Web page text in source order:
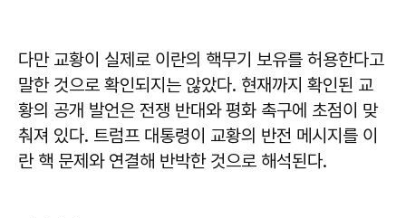
다만 교황이 실제로 이란의 핵무기 보유를 허용한다고
말한 것으로 확인되지는 않았다. 현재까지 확인된 교
황의 공개 발언은 전쟁 반대와 평화 촉구에 초점이 맞
춰져 있다. 트럼프 대통령이 교황의 반전 메시지를 이
란 핵 문제와 연결해 반박한 것으로 해석된다.